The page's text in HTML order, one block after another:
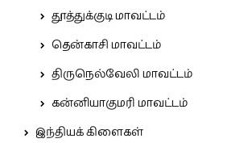
தூத்துக்குடி மாவட்டம்
தென்காசி மாவட்டம்
திருநெல்வேலி மாவட்டம்
கன்னியாகுமரி மாவட்டம்
இந்தியக் கிளைகள்